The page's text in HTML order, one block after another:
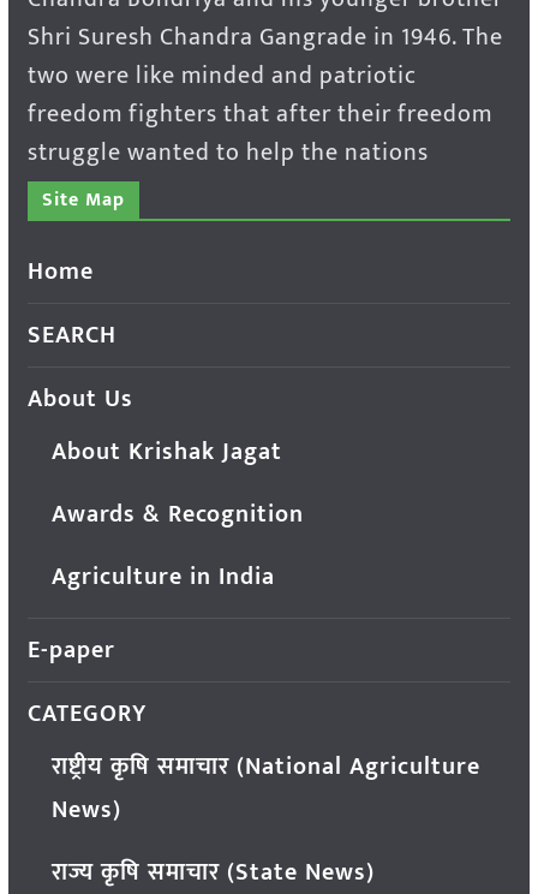
Shri Suresh Chandra Gangrade in 1946. The
two were like minded and patriotic
freedom fighters that after their freedom
struggle wanted to help the nations
Site Map
Home
SEARCH
About Us
About Krishak Jagat
Awards & Recognition
Agriculture in India
E-paper
CATEGORY
राष्ट्रीय कृषि समाचार (National Agriculture
News)
राज्य कृषि समाचार (State News)